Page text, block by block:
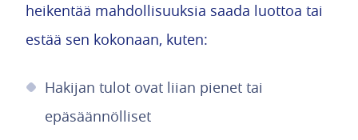
heikentää mahdollisuuksia saada luottoa tai
estää sen kokonaan, kuten:
Hakijan tulot ovat liian pienet tai
epäsäännölliset